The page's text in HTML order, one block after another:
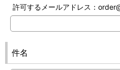
許可するメールアドレス：
件名